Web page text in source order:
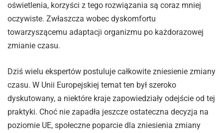
oświetlenia, korzyści z tego rozwiązania są coraz mniej
oczywiste. Zwłaszcza wobec dyskomfortu
towarzyszącemu adaptacji organizmu po każdorazowej
zmianie czasu.
Dziś wielu ekspertów postuluje całkowite zniesienie zmiany
czasu. W Unii Europejskiej temat ten był szeroko
dyskutowany, a niektóre kraje zapowiedziały odejście od tej
praktyki. Choć nie zapadła jeszcze ostateczna decyzja na
poziomie UE, społeczne poparcie dla zniesienia zmiany